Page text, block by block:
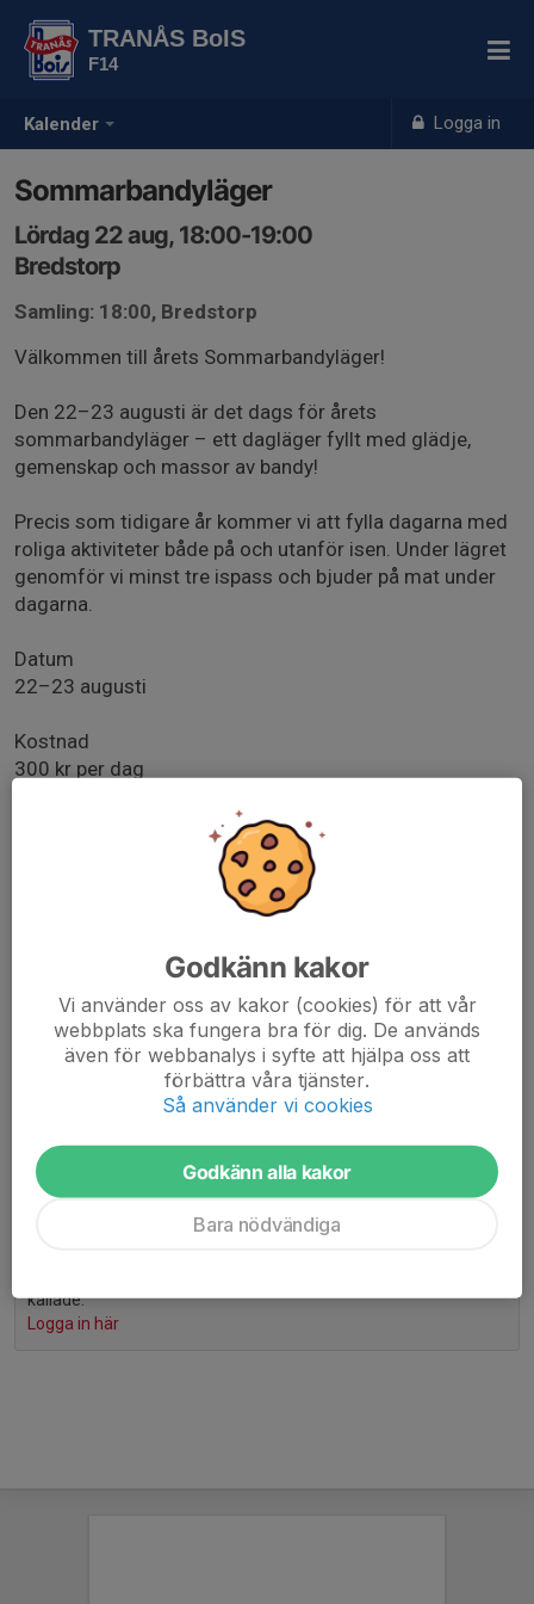
Kalender Logga in
TRANÅS BoIS
F14
Sommarbandyläger
Lördag 22 aug, 18:00-19:00
Bredstorp
Samling: 18:00, Bredstorp
Välkommen till årets Sommarbandyläger!
Den 22–23 augusti är det dags för årets
sommarbandyläger – ett dagläger fyllt med glädje,
gemenskap och massor av bandy!
Precis som tidigare år kommer vi att fylla dagarna med
roliga aktiviteter både på och utanför isen. Under lägret
genomför vi minst tre ispass och bjuder på mat under
dagarna.
Datum
22–23 augusti
Kostnad
300 kr per dag
Betalning sker via Swish på plats till ansvarig ledare.
Mer information om aktiviteter, tider och praktiska
Vid anmälan, ange:
T-shirtstorlek
Eventuell specialkost eller allergier
Varmt välkommen till Sommarbandylägret 2026!
kallade.
Logga in här
Godkänn kakor
Vi använder oss av kakor (cookies) för att vår
webbplats ska fungera bra för dig. De används
även för webbanalys i syfte att hjälpa oss att
förbättra våra tjänster.
Så använder vi cookies
Godkänn alla kakor
Bara nödvändiga